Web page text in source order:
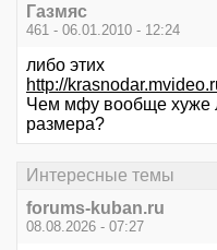
Газмяс
461 - 06.01.2010 - 12:24
либо этих
http://
Чем мфу вообще хуже
размера?
Интересные темы
forums-kuban.ru
08.08.2026 - 07:27